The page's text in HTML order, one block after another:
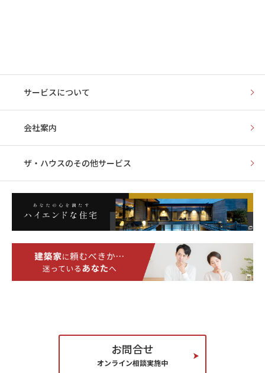
「働く場とくつろぐ場を緩やかに分ける」
SOHOとして使うため、半分を働くためのスペース、残
敷地や街や人の暮らし方の周辺環境と施主のご要望を自
住宅だけに留まらず、集合住宅、商業施設などの実績も
ございます。
その他ご面談の中では、建築家との強い信頼関係と
過去のマッチング実績に基づき理想の建物を建てる
ために必要な情報全てをご案内しております。
ウスメーカー・工務店とまだ迷っておられる方ま
で、どのようなお悩みでもご相談承ります。
お気軽にご相談ください。
ザ・ハウスに相談する
サービスについて
会社案内
ザ・ハウスのその他サービス
お問合せ
オンライン相談実施中